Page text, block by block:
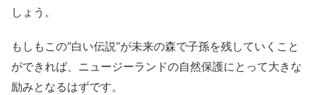
しょう。
もしもこの“白い伝説”が未来の森で子孫を残していくこと
ができれば、ニュージーランドの自然保護にとって大きな
励みとなるはずです。